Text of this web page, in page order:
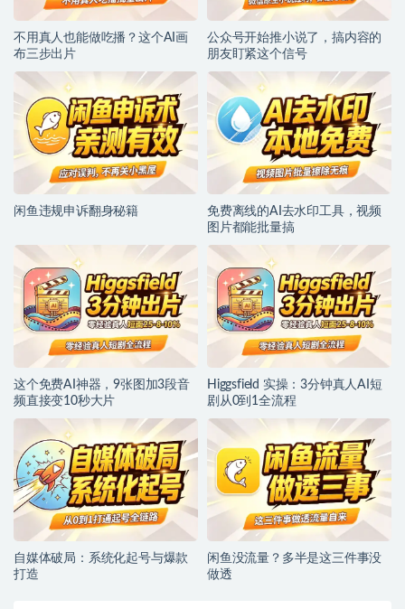
不用真人也能做吃播？这个AI画
布三步出片
公众号开始推小说了，搞内容的
朋友盯紧这个信号
闲鱼违规申诉翻身秘籍
免费离线的AI去水印工具，视频
图片都能批量搞
这个免费AI神器，9张图加3段音
频直接变10秒大片
Higgsfield 实操：3分钟真人AI短
剧从0到1全流程
自媒体破局：系统化起号与爆款
打造
闲鱼没流量？多半是这三件事没
做透